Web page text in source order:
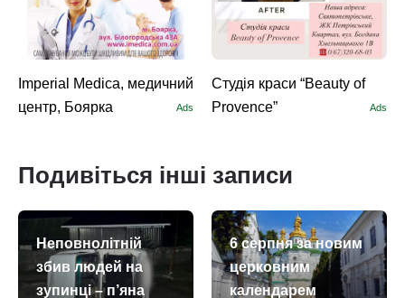
Imperial Medica, медичний
центр, Боярка
Ads
Студія краси “Beauty of
Provence”
Ads
Подивіться інші записи
Неповнолітній
збив людей на
зупинці – п’яна
6 серпня за новим
церковним
календарем